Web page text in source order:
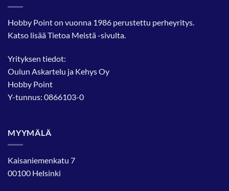
Hobby Point on vuonna 1986 perustettu perheyritys.
Katso lisääTietoa Meistä-sivulta.
Yrityksen tiedot:
Oulun Askartelu ja Kehys Oy
Hobby Point
Y-tunnus: 0866103-0
MYYMÄLÄ
Kaisaniemenkatu 7
00100 Helsinki